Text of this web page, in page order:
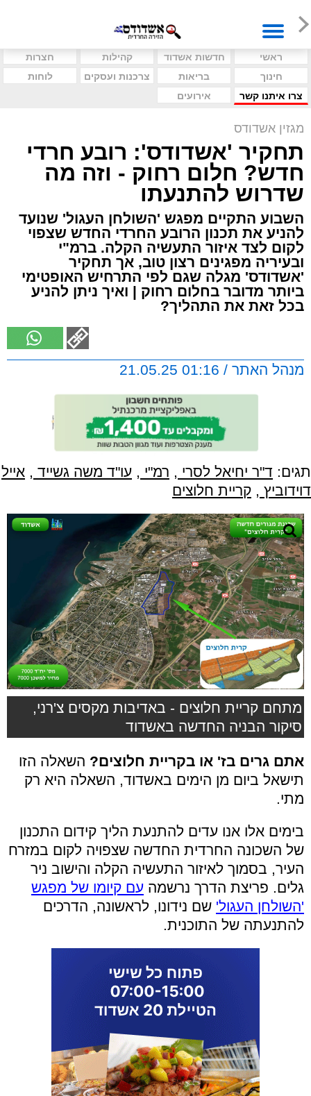
ראשי חדשות אשדוד קהילות
חצרות
חינוך
בריאות צרכנות ועסקים
לוחות
צרו איתנו קשר
אירועים
מגזין אשדודס
תחקיר 'אשדודס': רובע חרדי
חדש? חלום רחוק - וזה מה
שדרוש להתנעתו
השבוע התקיים מפגש 'השולחן העגול' שנועד
להניע את תכנון הרובע החרדי החדש שצפוי
לקום לצד איזור התעשיה הקלה. ברמ"י
ובעיריה מפגינים רצון טוב, אך תחקיר
'אשדודס' מגלה שגם לפי התרחיש האופטימי
ביותר מדובר בחלום רחוק | ואיך ניתן להניע
בכל זאת את התהליך?
מנהל האתר / 01:16 21.05.25
תגים: ד"ר יחיאל לסרי , רמ"י , עו"ד משה גשייד , אייל
דוידוביץ , קריית חלוצים
מתחם קריית חלוצים - באדיבות מקסים צ'רני,
סיקור הבניה החדשה באשדוד
אתם גרים בז' או בקריית חלוצים? השאלה הזו
תישאל ביום מן הימים באשדוד, השאלה היא רק
מתי.
בימים אלו אנו עדים להתנעת הליך קידום התכנון
של השכונה החרדית החדשה שצפויה לקום במזרח
העיר, בסמוך לאיזור התעשיה הקלה והישוב ניר
גלים. פריצת הדרך נרשמה עם קיומו של מפגש
'השולחן העגול' שם נידונו, לראשונה, הדרכים
להתנעתה של התוכנית.